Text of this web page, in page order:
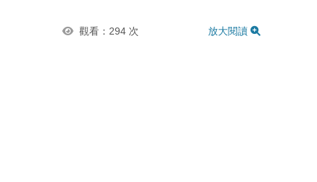
觀看：294 次 放大閱讀